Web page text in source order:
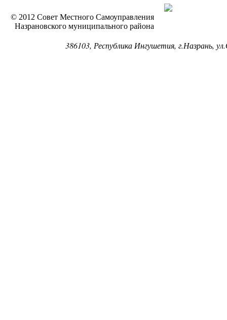
© 2012 Совет Местного Самоуправления
Назрановского муниципального района
386103, Республика Ингушетия, г.Назрань,